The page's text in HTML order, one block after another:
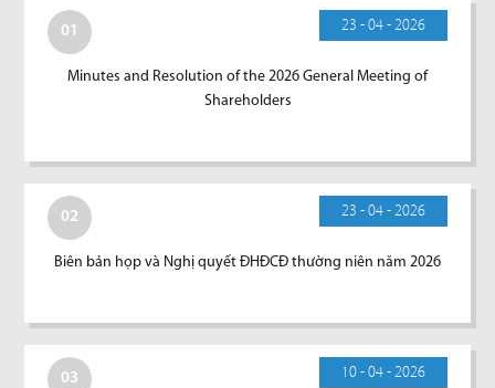
01 23 - 04 - 2026
Minutes and Resolution of the 2026 General Meeting of
Shareholders
02 23 - 04 - 2026
Biên bản họp và Nghị quyết ĐHĐCĐ thường niên năm 2026
03 10 - 04 - 2026